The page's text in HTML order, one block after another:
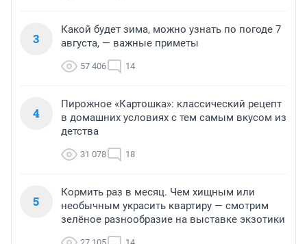
3
Какой будет зима, можно узнать по погоде 7
августа, — важные приметы
57 406 14
4
Пирожное «Картошка»: классический рецепт
в домашних условиях с тем самым вкусом из
детства
31 078 18
5
Кормить раз в месяц. Чем хищным или
необычным украсить квартиру — смотрим
зелёное разнообразие на выставке экзотики